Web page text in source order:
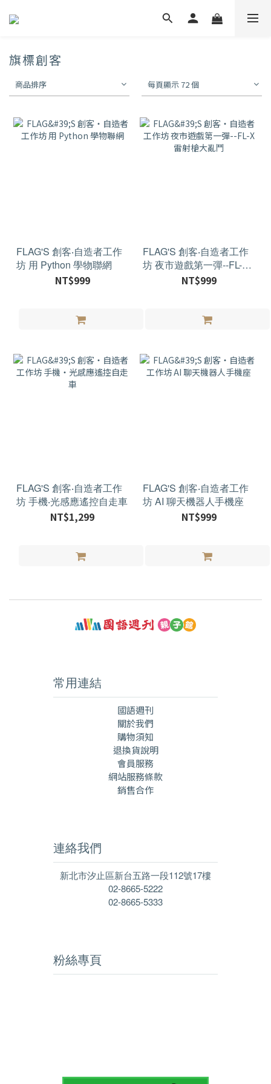
旗標創客
商品排序 每頁顯示 72 個
FLAG'S 創客‧自造者工作
坊 用 Python 學物聯網
NT$999
FLAG'S 創客‧自造者工作
坊 夜市遊戲第一彈--FL-X
雷射槍大亂鬥NT$999
FLAG'S 創客‧自造者工作
坊 手機‧光感應遙控自走車
NT$1,299
FLAG'S 創客‧自造者工作
坊 AI 聊天機器人手機座
NT$999
常用連結
國語週刊
關於我們
購物須知
退換貨說明
會員服務
網站服務條款
銷售合作
連絡我們
新北市汐止區新台五路一段112號17樓
02-8665-5222
02-8665-5333
粉絲專頁